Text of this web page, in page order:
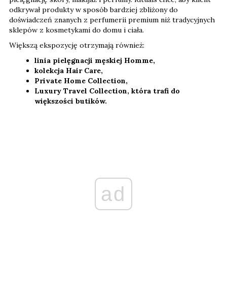
odkrywał produkty w sposób bardziej zbliżony do
doświadczeń znanych z perfumerii premium niż tradycyjnych
sklepów z kosmetykami do domu i ciała.
Większą ekspozycję otrzymają również:
linia pielęgnacji męskiej Homme,
kolekcja Hair Care,
Private Home Collection,
Luxury Travel Collection, która trafi do
większości butików.
ad